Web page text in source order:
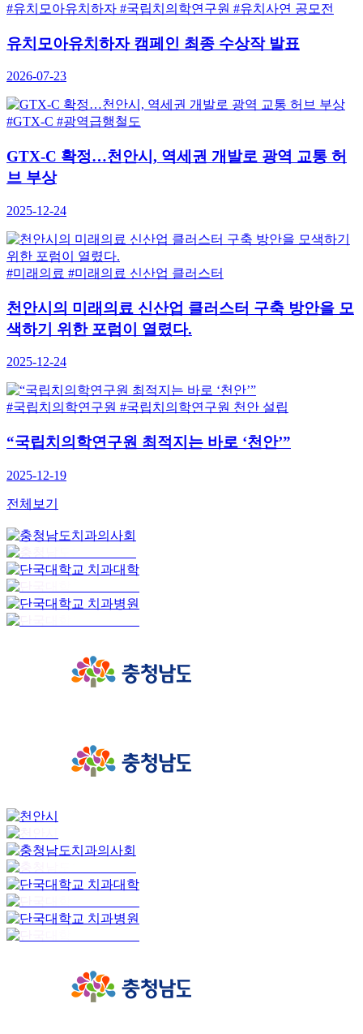
#유치모아유치하자 #국립치의학연구원 #유치사연 공모전
유치모아유치하자 캠페인 최종 수상작 발표
2026-07-23
#GTX-C #광역급행철도
GTX-C 확정…천안시, 역세권 개발로 광역 교통 허
브 부상
2025-12-24
#미래의료 #미래의료 신산업 클러스터
천안시의 미래의료 신산업 클러스터 구축 방안을 모
색하기 위한 포럼이 열렸다.
2025-12-24
#국립치의학연구원 #국립치의학연구원 천안 설립
“국립치의학연구원 최적지는 바로 ‘천안’”
2025-12-19
전체보기